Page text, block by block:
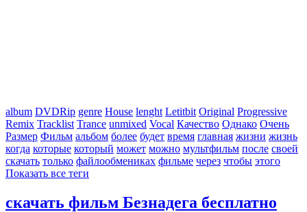
album DVDRip genre House lenght Letitbit Original Progressive
Remix Tracklist Trance unmixed Vocal Качество Однако Очень
Размер Фильм альбом более будет время главная жизни жизнь
когда которые который может можно мультфильм после своей
скачать только файлообмениках фильме через чтобы этого
Показать все теги
скачать фильм Безнадега бесплатно